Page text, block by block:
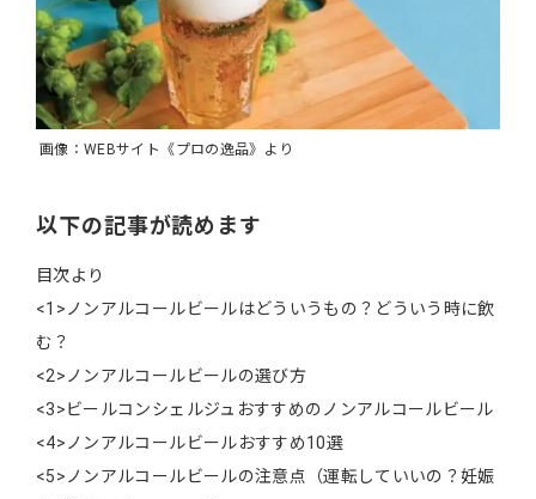
画像：WEBサイト《プロの逸品》より
以下の記事が読めます
目次より
<1>ノンアルコールビールはどういうもの？どういう時に飲
む？
<2>ノンアルコールビールの選び方
<3>ビールコンシェルジュおすすめのノンアルコールビール
<4>ノンアルコールビールおすすめ10選
<5>ノンアルコールビールの注意点（運転していいの？妊娠